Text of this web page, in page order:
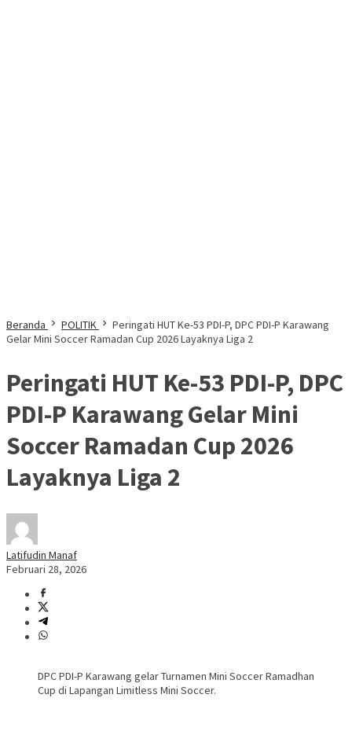
Beranda POLITIK
Peringati HUT Ke-53 PDI-P, DPC PDI-P Karawang
Gelar Mini Soccer Ramadan Cup 2026 Layaknya Liga 2
Peringati HUT Ke-53 PDI-P, DPC
PDI-P Karawang Gelar Mini
Soccer Ramadan Cup 2026
Layaknya Liga 2
Latifudin Manaf
Februari 28, 2026
DPC PDI-P Karawang gelar Turnamen Mini Soccer Ramadhan
Cup di Lapangan Limitless Mini Soccer.